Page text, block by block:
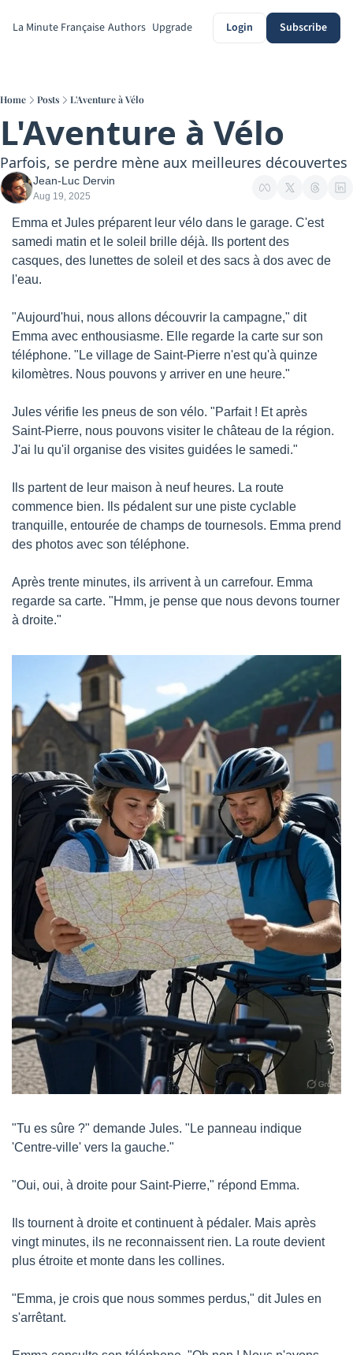
La Minute Française Authors Upgrade Login Subscribe
Home Posts L'Aventure à Vélo
L'Aventure à Vélo
Parfois, se perdre mène aux meilleures découvertes
Jean-Luc Dervin
Aug 19, 2025
Emma et Jules préparent leur vélo dans le garage. C'est
samedi matin et le soleil brille déjà. Ils portent des
casques, des lunettes de soleil et des sacs à dos avec de
l'eau.
"Aujourd'hui, nous allons découvrir la campagne," dit
Emma avec enthousiasme. Elle regarde la carte sur son
téléphone. "Le village de Saint-Pierre n'est qu'à quinze
kilomètres. Nous pouvons y arriver en une heure."
Jules vérifie les pneus de son vélo. "Parfait ! Et après
Saint-Pierre, nous pouvons visiter le château de la région.
J'ai lu qu'il organise des visites guidées le samedi."
Ils partent de leur maison à neuf heures. La route
commence bien. Ils pédalent sur une piste cyclable
tranquille, entourée de champs de tournesols. Emma prend
des photos avec son téléphone.
Après trente minutes, ils arrivent à un carrefour. Emma
regarde sa carte. "Hmm, je pense que nous devons tourner
à droite."
"Tu es sûre ?" demande Jules. "Le panneau indique
'Centre-ville' vers la gauche."
"Oui, oui, à droite pour Saint-Pierre," répond Emma.
Ils tournent à droite et continuent à pédaler. Mais après
vingt minutes, ils ne reconnaissent rien. La route devient
plus étroite et monte dans les collines.
"Emma, je crois que nous sommes perdus," dit Jules en
s'arrêtant.